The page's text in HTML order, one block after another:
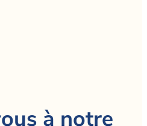
à notre